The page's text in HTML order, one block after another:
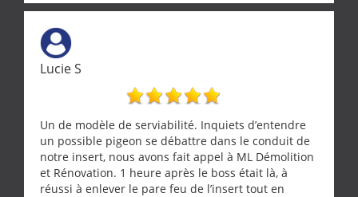
Lucie S
Un de modèle de serviabilité. Inquiets d’entendre
un possible pigeon se débattre dans le conduit de
notre insert, nous avons fait appel à ML Démolition
et Rénovation. 1 heure après le boss était là, à
réussi à enlever le pare feu de l’insert tout en